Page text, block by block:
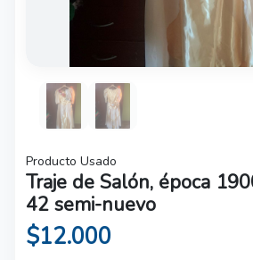
Producto Usado
Traje de Salón, época
42 semi-nuevo
$12.000